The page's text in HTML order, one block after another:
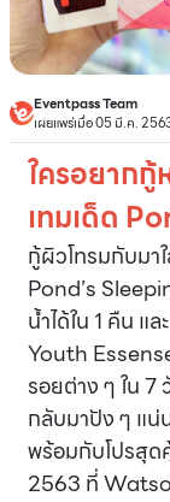
Eventpass Team
เผยแพร่เมื่อ 05 มี.ค.
ใครอยากกู้
เทมเด็ด
กู้ผิวโทรมกับมา
Pond’s
น้ำได้ใน 1 คืน
Youth
รอยต่าง ๆ ใน
กลับมาปัง ๆ แน่
พร้อมกับโปรสุ
2563 ที่